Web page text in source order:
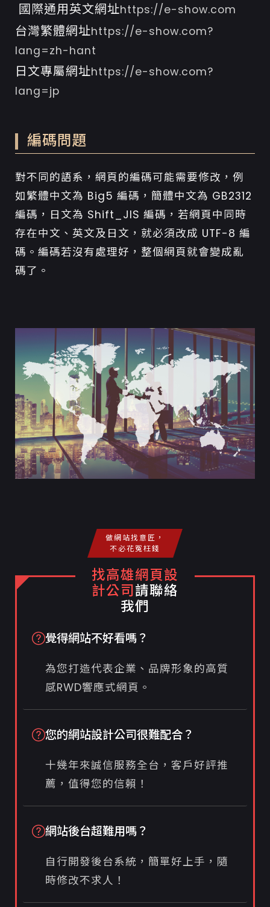
國際通用英文網址https://e-show.com
台灣繁體網址https://e-show.com?
lang=zh-hant
日文專屬網址https://e-show.com?
lang=jp
編碼問題
對不同的語系，網頁的編碼可能需要修改，例
如繁體中文為 Big5 編碼，簡體中文為 GB2312
編碼，日文為 Shift_JIS 編碼，若網頁中同時
存在中文、英文及日文，就必須改成 UTF-8 編
碼。編碼若沒有處理好，整個網頁就會變成亂
碼了。
做網站找意匠，
不必花冤枉錢
找高雄網頁設
計公司請聯絡
我們
覺得網站不好看嗎？
為您打造代表企業、品牌形象的高質
感RWD響應式網頁。
您的網站設計公司很難配合？
十幾年來誠信服務全台，客戶好評推
薦，值得您的信賴！
網站後台超難用嗎？
自行開發後台系統，簡單好上手，隨
時修改不求人！